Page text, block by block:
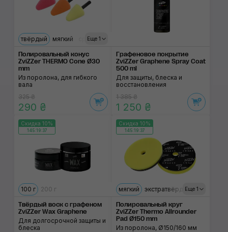
Еще 1
твёрдый мягкий средний
Полировальный конус
ZviZZer THERMO Cone Ø30
mm
Из поролона, для гибкого
вала
325 ₴
290 ₴
Графеновое покрытие
ZviZZer Graphene Spray Coat
500 ml
Для защиты, блеска и
восстановления
1 385 ₴
1 250 ₴
Скидка 10%
145:19:37
100 г 200 г
Твёрдый воск с графеном
ZviZZer Wax Graphene
Для долгосрочной защиты и
блеска
Скидка 10%
145:19:37
Еще 1
мягкий экстратвёрдый средний
Полировальный круг
ZviZZer Thermo Allrounder
Pad Ø150 mm
Из поролона, Ø150/160 мм